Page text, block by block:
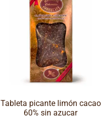
Tableta picante limón cacao
60% sin azucar